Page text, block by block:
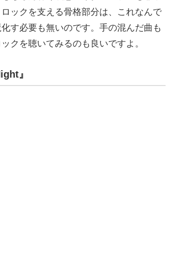
ックを支える骨格部分は、これなんで
す必要も無いのです。手の混んだ曲も
クを聴いてみるのも良いですよ。
』